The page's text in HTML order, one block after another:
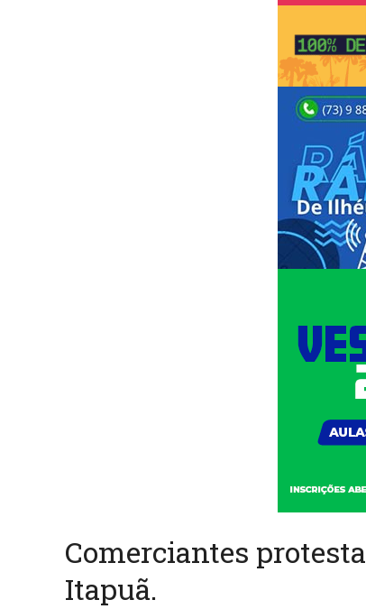
Comerciantes
Itapuã.